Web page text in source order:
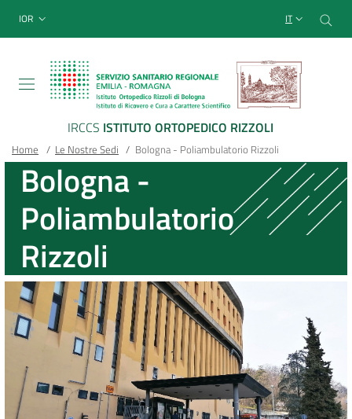
Sito Web Istituto
menu top-bar
IOR IT
IRCCS ISTITUTO ORTOPEDICO RIZZOLI
Main container
Briciole
di
pane
Home / Le Nostre Sedi / Bologna - Poliambulatorio Rizzoli
Bologna -
Poliambulatorio
Rizzoli